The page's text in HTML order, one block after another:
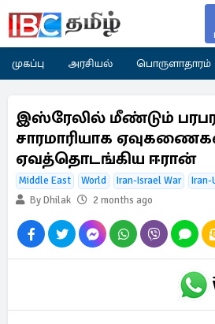
முகப்பு அரசியல் பொருளாதாரம்
இஸ்ரேலில் மீண்டும்
சாரமாரியாக
ஏவத்தொடங்கிய ஈரான்
Middle East World Iran-Israel War
Iran-
By Dhilak
2 months ago